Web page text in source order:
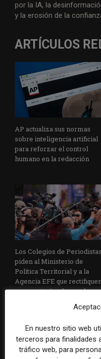
por la IA, la
y la erosión de la
ARTÍCULOS
AP actualiza sus normas
sobre inteligencia artificial
para reforzar el control
humano en la redacción
Los Colegios de Periodistas
piden al Ministerio de
Política Territorial y a la
Agencia EFE que rectifiquen
convocatorias de empleo
En nuestro sitio web
terceros para finalidades
tráfico web, para